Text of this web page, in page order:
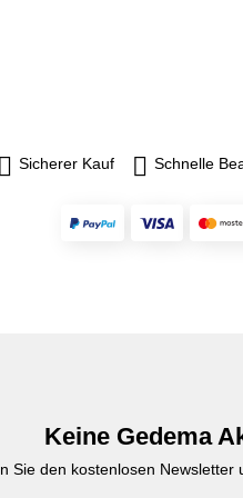
Sicherer Kauf Schnelle
Keine Gedema
Sie den kostenlosen Newsletter